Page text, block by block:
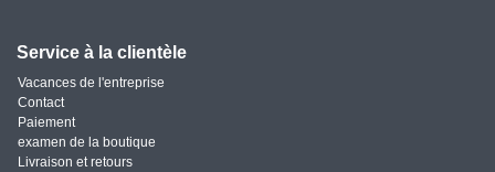
Service à la clientèle
Vacances de l'entreprise
Contact
Paiement
examen de la boutique
Livraison et retours